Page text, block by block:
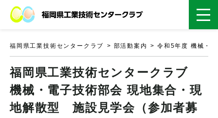
福岡県工業技術センタークラブ 部活動案内 令和5年度 機械・
福岡県工業技術センタークラブ
機械・電子技術部会 現地集合・現
地解散型 施設見学会（参加者募